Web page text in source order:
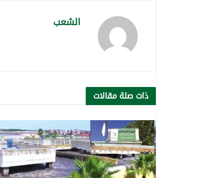
الشعب
ذات صلةمقالات